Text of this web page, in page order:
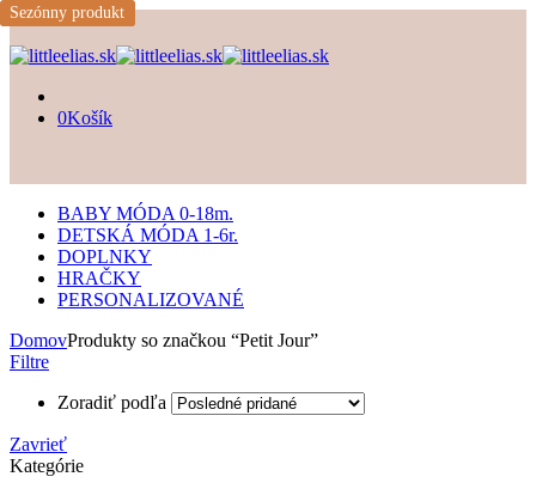
0Košík
BABY MÓDA 0-18m.
DETSKÁ MÓDA 1-6r.
DOPLNKY
HRAČKY
PERSONALIZOVANÉ
DomovProdukty so značkou “Petit Jour”
Filtre
Zoradiť podľa
Zavrieť
Kategórie
Sezónny produkt
Sezónny produkt